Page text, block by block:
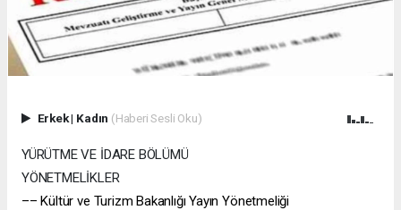
Erkek| Kadın (Haberi Sesli Oku)
YÜRÜTME VE İDARE BÖLÜMÜ
YÖNETMELİKLER
–– Kültür ve Turizm Bakanlığı Yayın Yönetmeliği